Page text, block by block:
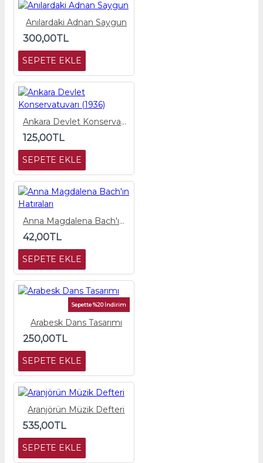
Anılardaki Adnan Saygun
300,00TL
SEPETE EKLE
Ankara Devlet Konservatuvarı (1936)
125,00TL
SEPETE EKLE
Anna Magdalena Bach'ın Hatıraları
42,00TL
SEPETE EKLE
Sepette %20 İndirim
Arabesk Dans Tasarımı
250,00TL
SEPETE EKLE
Aranjörün Müzik Defteri
535,00TL
SEPETE EKLE